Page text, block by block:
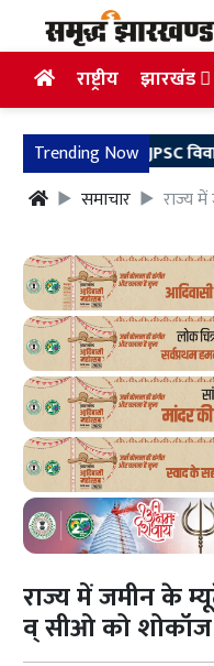
राष्ट्रीय झारखंड
Trending NowJPSC विवाद:
समाचार
राज्य
राज्य में जमीन के
व् सीओ को शोकॉज